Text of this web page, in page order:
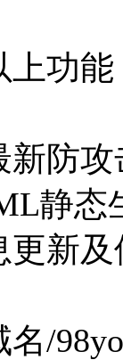
上功
新防
静态
更新
名/